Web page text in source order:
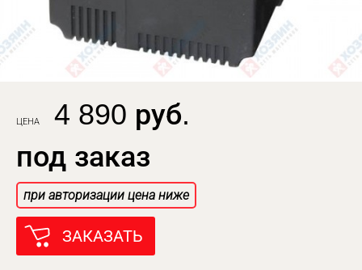
ЦЕНА
4 890 руб.
под заказ
при авторизации цена ниже
ЗАКАЗАТЬ